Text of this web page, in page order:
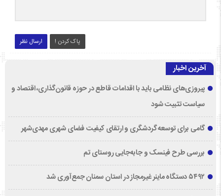
ارسال نظر پاک کردن !
آخرین اخبار
پیروزی‌های نظامی باید با اقدامات قاطع در حوزه قانون‌گذاری، اقتصاد و
سیاست تثبیت شود
گامی برای توسعه گردشگری و ارتقای کیفیت فضای شهری مهدی‌شهر
بررسی طرح فینسک و جابه‌جایی روستای تم
۵۴۹۲ دستگاه ماینر غیرمجاز در استان سمنان جمع‌آوری شد